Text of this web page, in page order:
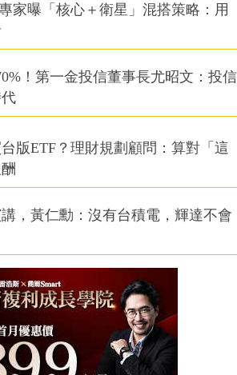
家曝「核心＋衛星」混搭策略：用
！第一金投信董事長尤昭文：投信
版ETF？理財規劃顧問：算對「這
，黃仁勳：沒有台積電，輝達不會